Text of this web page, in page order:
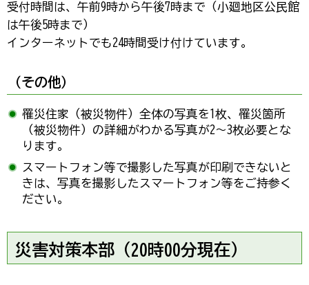
受付時間は、午前9時から午後7時まで（小廻地区公民館
は午後5時まで）
インターネットでも24時間受け付けています。
（その他）
罹災住家（被災物件）全体の写真を1枚、罹災箇所
（被災物件）の詳細がわかる写真が2～3枚必要とな
ります。
スマートフォン等で撮影した写真が印刷できないと
きは、写真を撮影したスマートフォン等をご持参く
ださい。
災害対策本部（20時00分現在）